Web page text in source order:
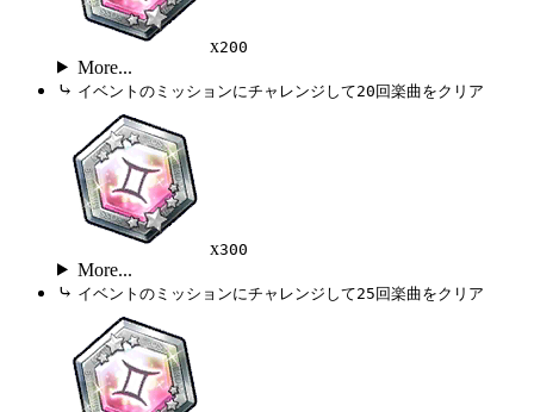
x200
More...
⤷ イベントのミッションにチャレンジして20回楽曲をクリア
x300
More...
⤷ イベントのミッションにチャレンジして25回楽曲をクリア